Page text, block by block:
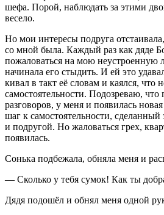
шефа. Порой, наблюдать за этими
весело.
Но мои интересы подруга
со мной была. Каждый раз как дяде
пожаловаться на мою
начинала его стыдить. И ей это
кивал в такт её словам и каялся,
самостоятельности. Подозреваю, что
разговоров, у меня и появилась
шаг к самостоятельности, сделанный
и подругой. Но жаловаться грех,
появилась.
Сонька подбежала, обняла меня и
— Сколько у тебя сумок! Как ты
Дядя подошёл и обнял меня одной